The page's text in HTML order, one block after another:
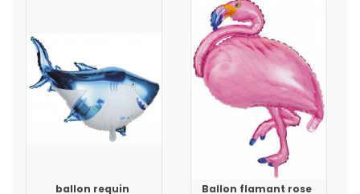
ballon requin Ballon flamant rose